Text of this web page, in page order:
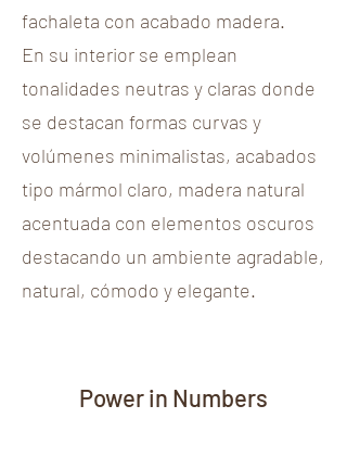
fachaleta con acabado madera.
En su interior se emplean
tonalidades neutras y claras donde
se destacan formas curvas y
volúmenes minimalistas, acabados
tipo mármol claro, madera natural
acentuada con elementos oscuros
destacando un ambiente agradable,
natural, cómodo y elegante.
Power in Numbers